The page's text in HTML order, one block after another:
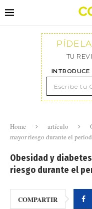
TU
INTRODUCE
Home artículo
mayor riesgo durante el
Obesidad y
riesgo durante el
COMPARTIR